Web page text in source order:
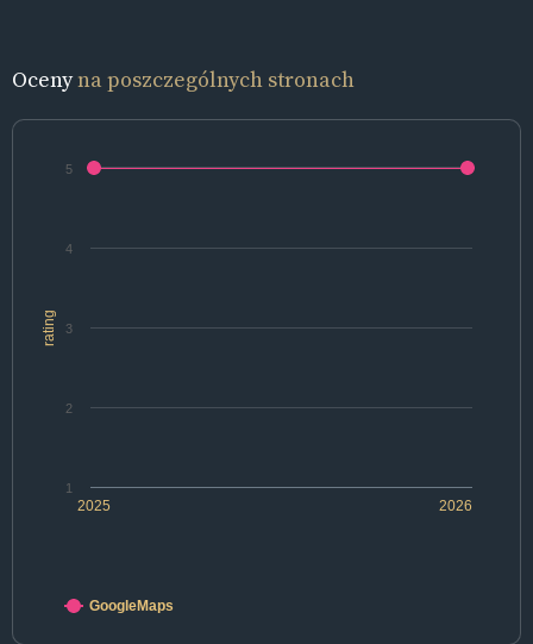
Ocenyna poszczególnych stronach
rating
2025 2026
1
2
3
4
5
GoogleMaps